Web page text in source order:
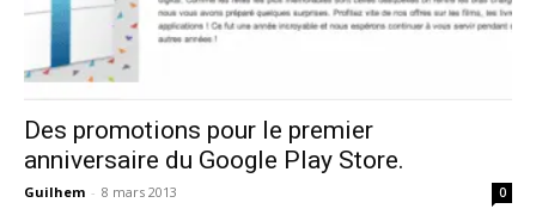
Des promotions pour le premier
anniversaire du Google Play Store.
Guilhem - 8 mars 2013 0